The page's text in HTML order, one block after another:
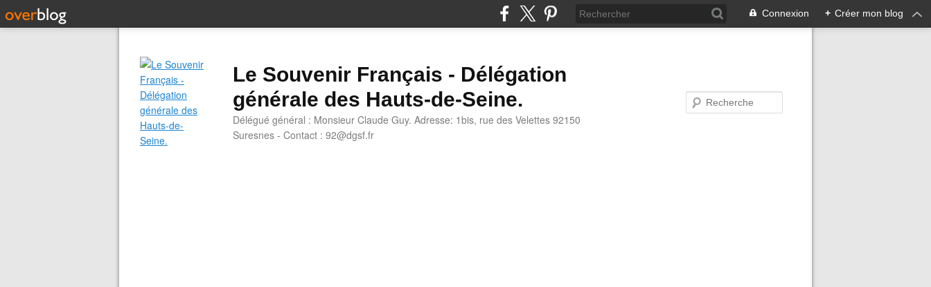
Connexion + Créer mon blog
Le Souvenir Français - Délégation
générale des Hauts-de-Seine.
Délégué général : Monsieur Claude Guy. Adresse: 1bis, rue des Velettes 92150
Suresnes - Contact : 92@dgsf.fr